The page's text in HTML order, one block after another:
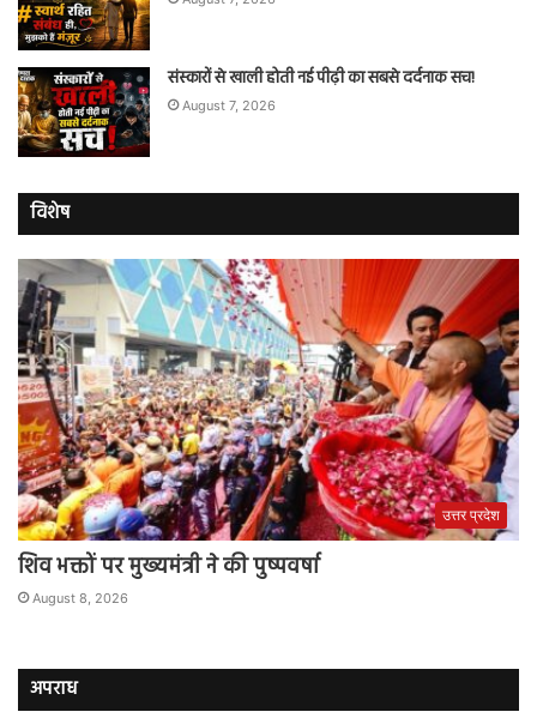
संस्कारों से खाली होती नई पीढ़ी का सबसे दर्दनाक सच!
August 7, 2026
विशेष
उत्तर प्रदेश
शिव भक्तों पर मुख्यमंत्री ने की पुष्पवर्षा
August 8, 2026
अपराध